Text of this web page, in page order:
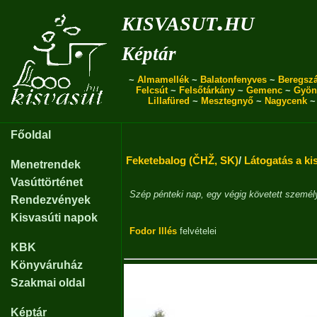
kisvasut.hu
Képtár
~ Almamellék ~ Balatonfenyves ~
Felcsút~ Felsőtárkány ~ Gemenc ~
Lillafüred ~ Mesztegnyő~ Nagycenk
Főoldal
Menetrendek
Vasúttörténet
Rendezvények
Kisvasúti napok
KBK
Könyváruház
Szakmai oldal
Képtár
Feketebalog (ČHŽ, SK)/ Látogatás a
Szép pénteki nap, egy végig követett
Fodor Illés felvételei